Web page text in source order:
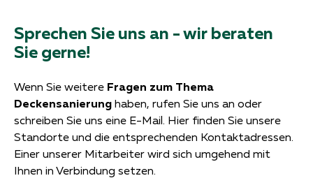
Sprechen Sie uns an - wir beraten
Sie gerne!
Wenn Sie weitere Fragen zum Thema
Deckensanierung haben, rufen Sie uns an oder
schreiben Sie uns eine E-Mail. Hier finden Sie unsere
Standorte und die entsprechenden Kontaktadressen.
Einer unserer Mitarbeiter wird sich umgehend mit
Ihnen in Verbindung setzen.